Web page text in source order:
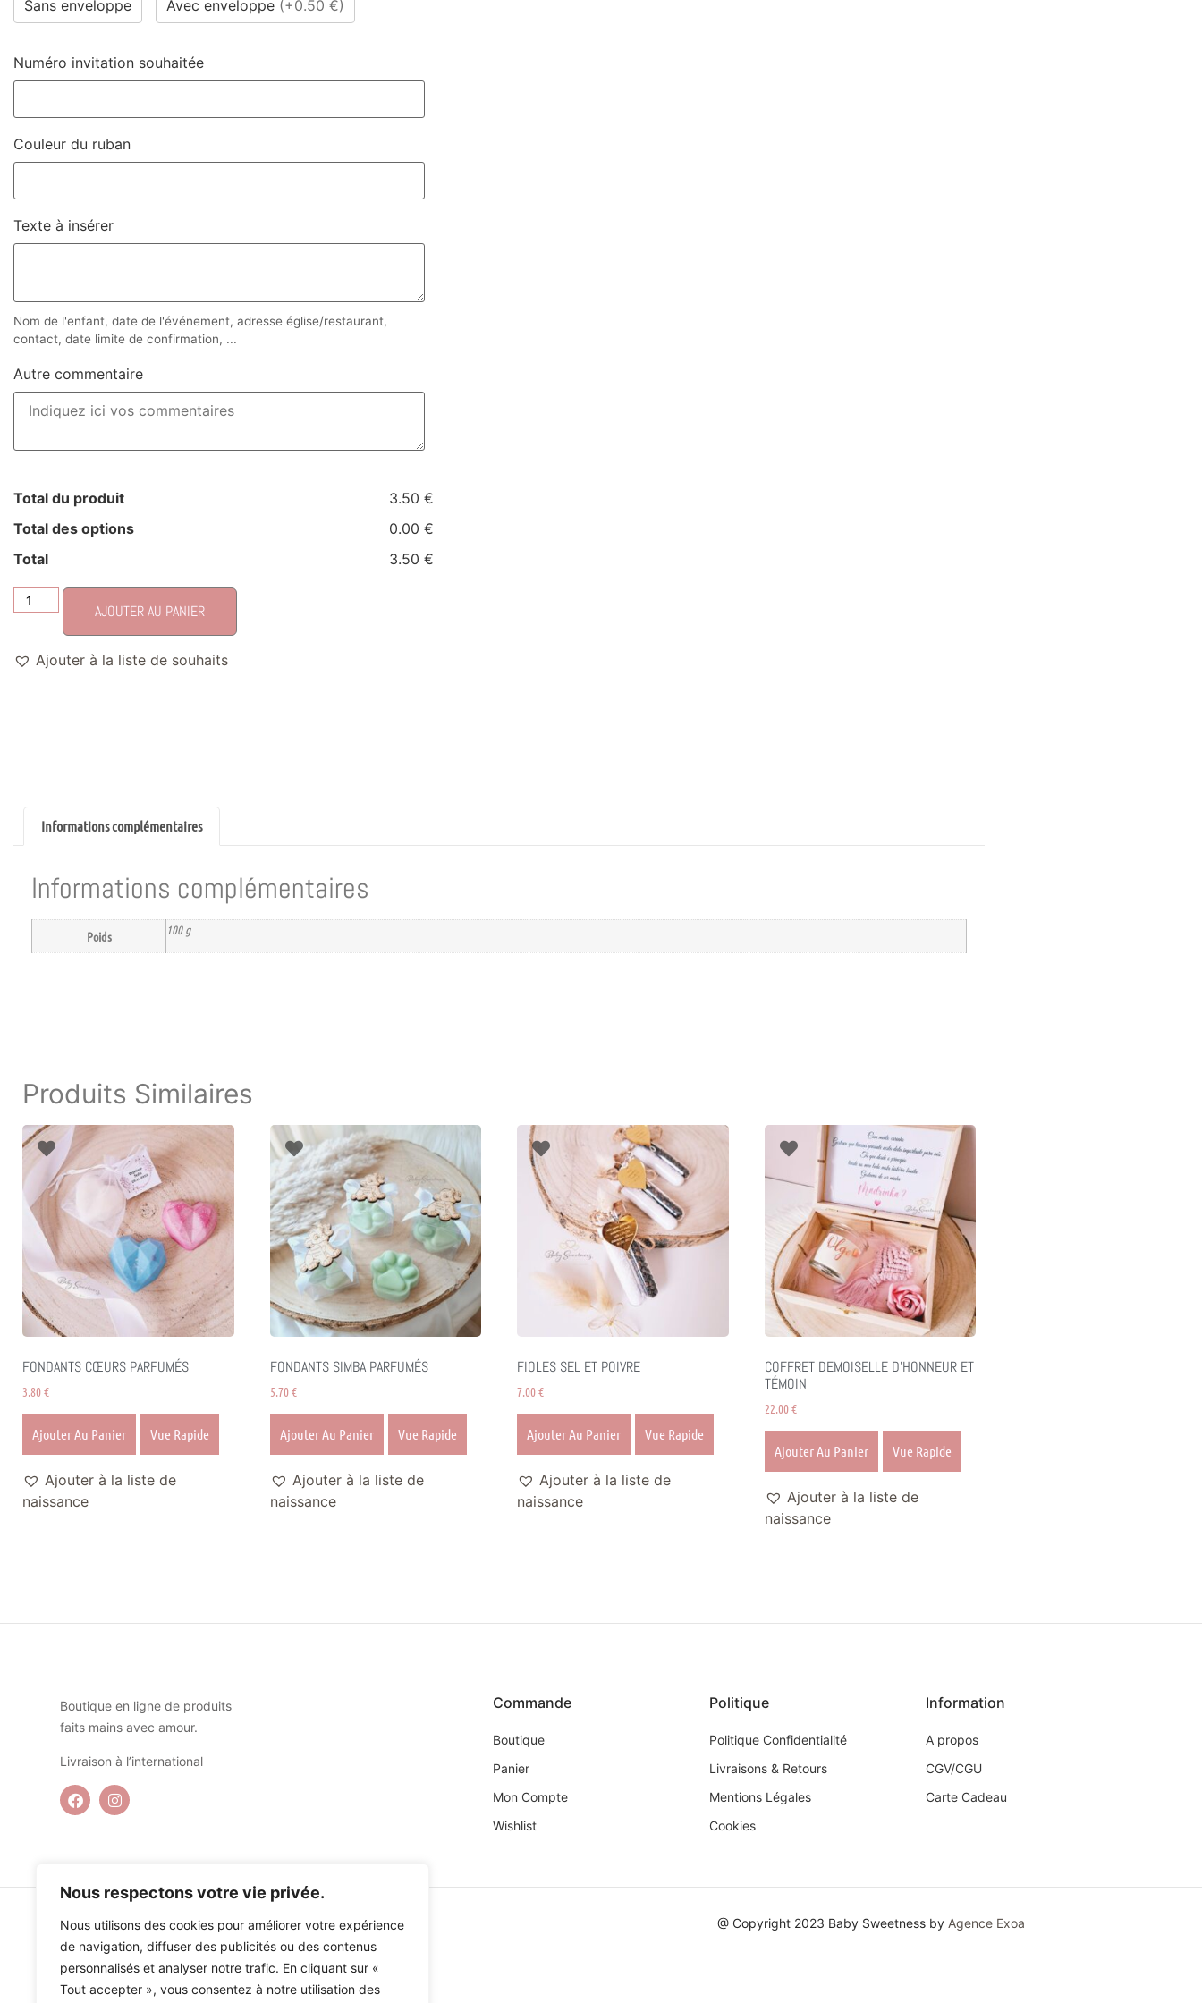
Nous respectons votre vie privée.
Nous utilisons des cookies pour améliorer votre expérience
de navigation, diffuser des publicités ou des contenus
personnalisés et analyser notre trafic. En cliquant sur «
Tout accepter », vous consentez à notre utilisation des
Sans enveloppe Avec enveloppe (+0.50 €)
Numéro invitation souhaitée
Couleur du ruban
Texte à insérer
Nom de l'enfant, date de l'événement, adresse église/restaurant,
contact, date limite de confirmation, ...
Autre commentaire
Total du produit
3.50 €
Total des options
0.00 €
Total
3.50 €
AJOUTER AU PANIER
Ajouter à la liste de souhaits
Informations complémentaires
Informations complémentaires
Poids 100 g
Produits Similaires
FONDANTS CŒURS PARFUMÉS
3.80€
Ajouter Au Panier Vue Rapide
Ajouter à la liste de
naissance
FONDANTS SIMBA PARFUMÉS
5.70€
Ajouter Au Panier Vue Rapide
Ajouter à la liste de
naissance
FIOLES SEL ET POIVRE
7.00€
Ajouter Au Panier Vue Rapide
Ajouter à la liste de
naissance
COFFRET DEMOISELLE D’HONNEUR ET
TÉMOIN
22.00€
Ajouter Au Panier Vue Rapide
Ajouter à la liste de
naissance
Boutique en ligne de produits
faits mains avec amour.
Livraison à l’international
Commande
Boutique
Panier
Mon Compte
Wishlist
Politique
Politique Confidentialité
Livraisons & Retours
Mentions Légales
Cookies
Information
A propos
CGV/CGU
Carte Cadeau
@ Copyright 2023 Baby Sweetness by Agence Exoa